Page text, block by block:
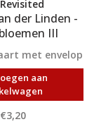
der Linden -
III
met envelop
aan
€3,20